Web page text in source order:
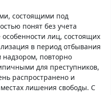
состоящими под
понят без учета
лиц, состоящих
в период отбывания
повторно
для преступников,
распространено и
лишения свободы. С